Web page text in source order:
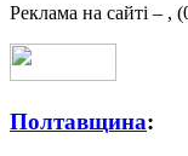
Реклама на сайті – ,
Полтавщина: